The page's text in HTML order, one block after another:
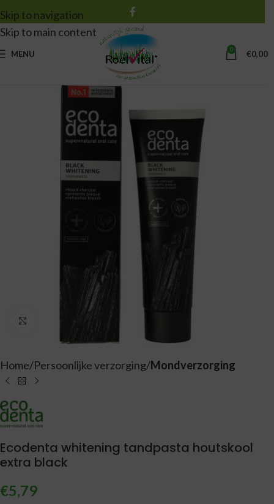
Skip to navigation
Skip to main content
MENU 0 €0,00
Home Persoonlijke verzorging Mondverzorging
Ecodenta whitening tandpasta houtskool
extra black
€5,79